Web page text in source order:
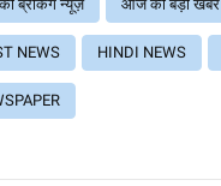
ब्रेंकिग न्यूज़ आज की बड़ी खबर
NEWS HINDI NEWS